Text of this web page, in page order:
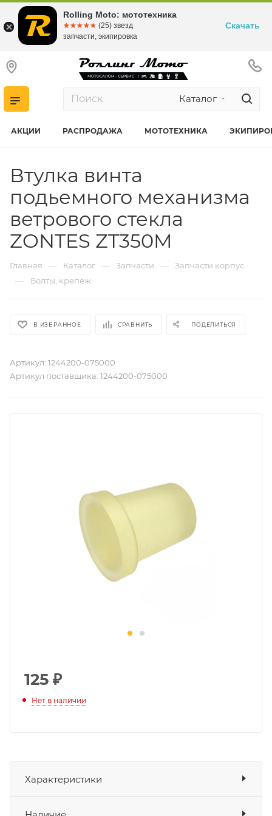
Каталог
АКЦИИ РАСПРОДАЖА МОТОТЕХНИКА
Втулка винта
подьемного механизма
ветрового стекла
ZONTES ZT350M
Главная — Каталог — Запчасти — Запчасти корпус
— Болты, крепеж
В ИЗБРАННОЕ СРАВНИТЬ ПОДЕЛИТЬСЯ
Артикул: 1244200-075000
Артикул поставщика: 1244200-075000
125 ₽
Нет в наличии
Характеристики
Rolling Moto: мототехника
☆☆☆☆☆
★★★★★ (25) звезд
запчасти, экипировка
Скачать